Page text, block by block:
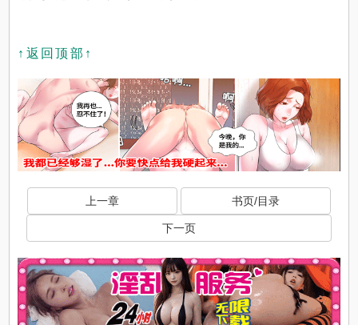
↑返回顶部↑
上一章 书页/目录
下一页